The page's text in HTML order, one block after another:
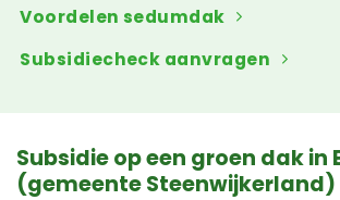
Voordelen sedumdak
Subsidiecheck aanvragen
Subsidie op een groen dak in
(gemeente Steenwijkerland)